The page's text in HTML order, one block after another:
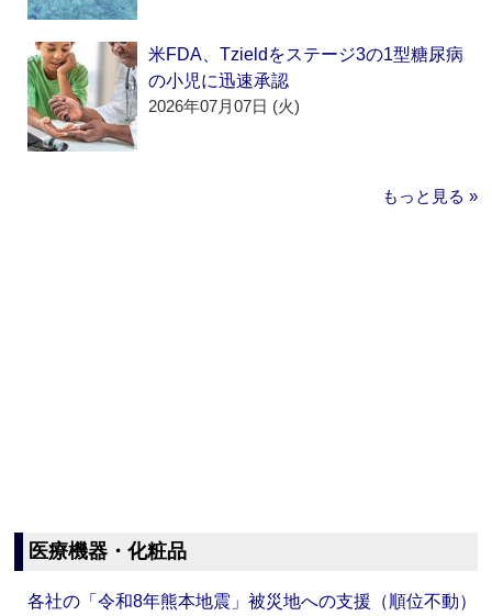
米FDA、Tzieldをステージ3の1型糖尿病
の小児に迅速承認
2026年07月07日 (火)
もっと見る »
医療機器・化粧品
各社の「令和8年熊本地震」被災地への支援（順位不動）